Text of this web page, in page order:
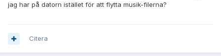
jag har på datorn istället för att flytta musik-filerna?
Citera